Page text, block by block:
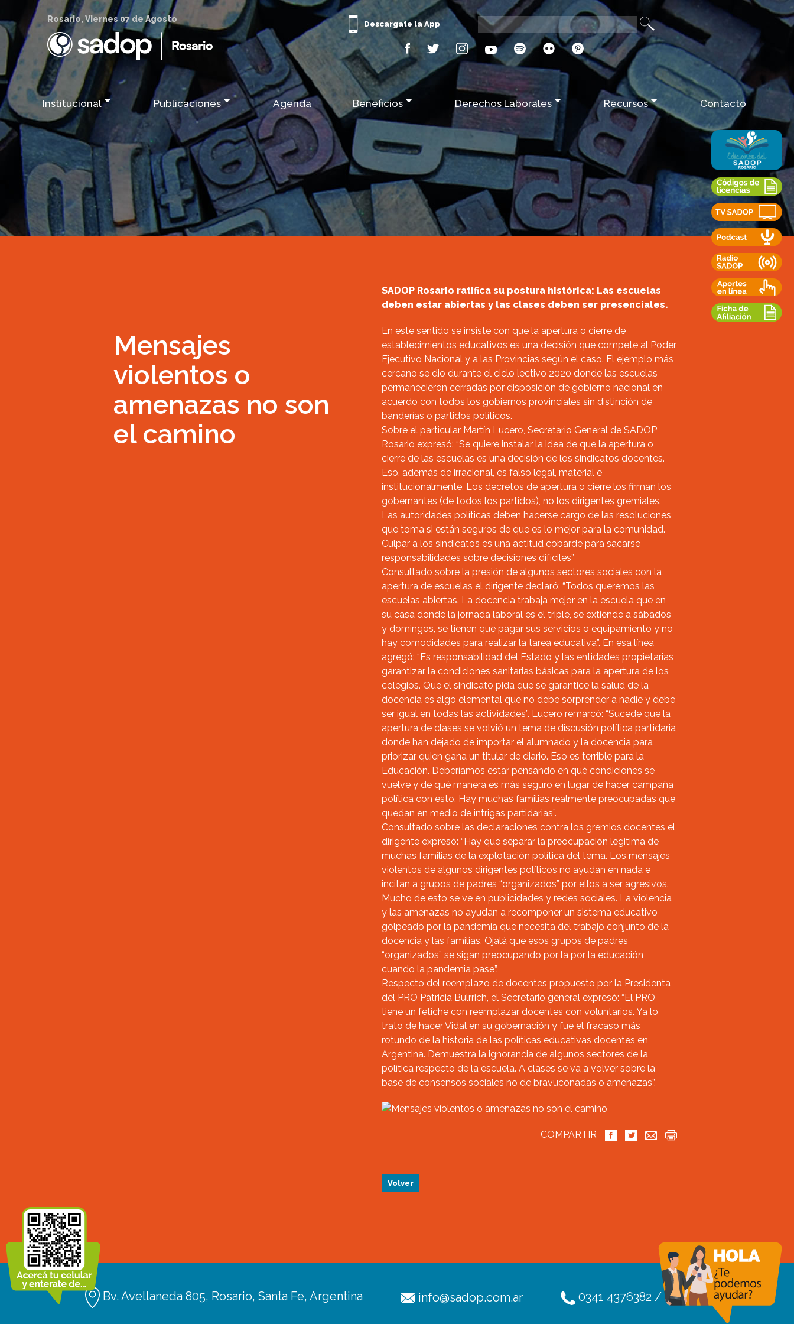
Rosario, Viernes 07 de Agosto
Descargate la App
Institucional Publicaciones Agenda Beneficios Derechos Laborales Recursos Contacto
Mensajes
violentos o
amenazas no son
el camino
SADOP Rosario ratifica su postura histórica: Las escuelas
deben estar abiertas y las clases deben ser presenciales.
En este sentido se insiste con que la apertura o cierre de
establecimientos educativos es una decisión que compete al Poder
Ejecutivo Nacional y a las Provincias según el caso. El ejemplo más
cercano se dio durante el ciclo lectivo 2020 donde las escuelas
permanecieron cerradas por disposición de gobierno nacional en
acuerdo con todos los gobiernos provinciales sin distinción de
banderías o partidos políticos.
Sobre el particular Martín Lucero, Secretario General de SADOP
Rosario expresó: “Se quiere instalar la idea de que la apertura o
cierre de las escuelas es una decisión de los sindicatos docentes.
Eso, además de irracional, es falso legal, material e
institucionalmente. Los decretos de apertura o cierre los firman los
gobernantes (de todos los partidos), no los dirigentes gremiales.
Las autoridades políticas deben hacerse cargo de las resoluciones
que toma si están seguros de que es lo mejor para la comunidad.
Culpar a los sindicatos es una actitud cobarde para sacarse
responsabilidades sobre decisiones difíciles”
Consultado sobre la presión de algunos sectores sociales con la
apertura de escuelas el dirigente declaró: “Todos queremos las
escuelas abiertas. La docencia trabaja mejor en la escuela que en
su casa donde la jornada laboral es el triple, se extiende a sábados
y domingos, se tienen que pagar sus servicios o equipamiento y no
hay comodidades para realizar la tarea educativa”. En esa línea
agregó: “Es responsabilidad del Estado y las entidades propietarias
garantizar la condiciones sanitarias básicas para la apertura de los
colegios. Que el sindicato pida que se garantice la salud de la
docencia es algo elemental que no debe sorprender a nadie y debe
ser igual en todas las actividades”. Lucero remarcó: “Sucede que la
apertura de clases se volvió un tema de discusión política partidaria
donde han dejado de importar el alumnado y la docencia para
priorizar quien gana un titular de diario. Eso es terrible para la
Educación. Deberíamos estar pensando en qué condiciones se
vuelve y de qué manera es más seguro en lugar de hacer campaña
política con esto. Hay muchas familias realmente preocupadas que
quedan en medio de intrigas partidarias”.
Consultado sobre las declaraciones contra los gremios docentes el
dirigente expresó: “Hay que separar la preocupación legitima de
muchas familias de la explotación política del tema. Los mensajes
violentos de algunos dirigentes políticos no ayudan en nada e
incitan a grupos de padres “organizados” por ellos a ser agresivos.
Mucho de esto se ve en publicidades y redes sociales. La violencia
y las amenazas no ayudan a recomponer un sistema educativo
golpeado por la pandemia que necesita del trabajo conjunto de la
docencia y las familias. Ojalá que esos grupos de padres
“organizados” se sigan preocupando por la por la educación
cuando la pandemia pase”.
Respecto del reemplazo de docentes propuesto por la Presidenta
del PRO Patricia Bulrrich, el Secretario general expresó: “El PRO
tiene un fetiche con reemplazar docentes con voluntarios. Ya lo
trato de hacer Vidal en su gobernación y fue el fracaso más
rotundo de la historia de las políticas educativas docentes en
Argentina. Demuestra la ignorancia de algunos sectores de la
política respecto de la escuela. A clases se va a volver sobre la
base de consensos sociales no de bravuconadas o amenazas”.
COMPARTIR
Volver
Bv. Avellaneda 805, Rosario, Santa Fe, Argentina info@sadop.com.ar 0341 4376382 / 4376391